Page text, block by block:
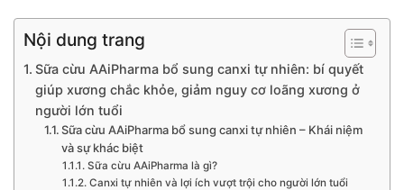
Nội dung trang
Sữa cừu AAiPharma bổ sung canxi tự nhiên: bí quyết
giúp xương chắc khỏe, giảm nguy cơ loãng xương ở
người lớn tuổi
Sữa cừu AAiPharma bổ sung canxi tự nhiên – Khái niệm
và sự khác biệt
Sữa cừu AAiPharma là gì?
Canxi tự nhiên và lợi ích vượt trội cho người lớn tuổi